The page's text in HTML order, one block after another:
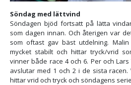
Söndag med lättvind
Söndagen bjöd fortsatt på lätta
som dagen innan. Och återigen var
som oftast gav bäst utdelning.
mycket stabilt och hittar tryck/vrid
vinner både race 4 och 6. Per och
avslutar med 1 och 2 i de sista
hittar vrid och tryck och söndagens